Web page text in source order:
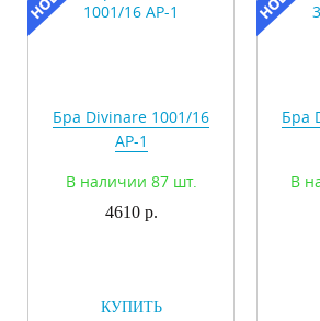
Бра Divinare 1001/16
AP-1
В наличии 87 шт.
4610 р.
КУПИТЬ
Бра
В